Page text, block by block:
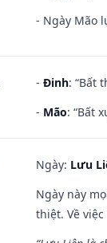
- Ngày Mão
- Đinh: “Bất
- Mão: “Bất
Ngày: Lưu
Ngày này
thiệt. Về